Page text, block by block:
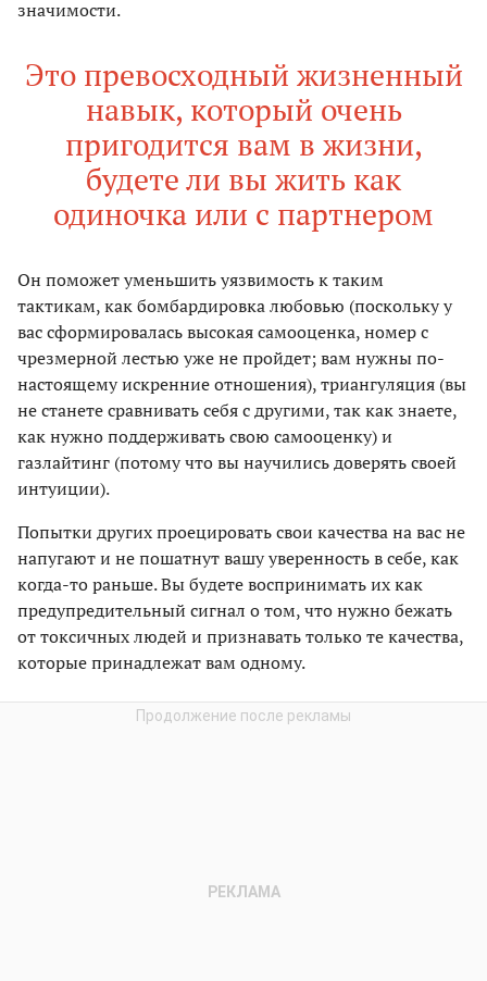
значимости.
Это превосходный жизненный
навык, который очень
пригодится вам в жизни,
будете ли вы жить как
одиночка или с партнером
Он поможет уменьшить уязвимость к таким
тактикам, как бомбардировка любовью (поскольку у
вас сформировалась высокая самооценка, номер с
чрезмерной лестью уже не пройдет; вам нужны по-
настоящему искренние отношения), триангуляция (вы
не станете сравнивать себя с другими, так как знаете,
как нужно поддерживать свою самооценку) и
газлайтинг (потому что вы научились доверять своей
интуиции).
Попытки других проецировать свои качества на вас не
напугают и не пошатнут вашу уверенность в себе, как
когда-то раньше. Вы будете воспринимать их как
предупредительный сигнал о том, что нужно бежать
от токсичных людей и признавать только те качества,
которые принадлежат вам одному.